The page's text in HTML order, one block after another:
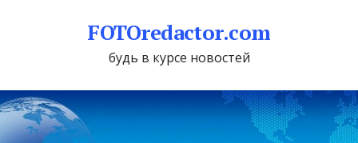
FOTOredactor.com
будь в курсе новостей